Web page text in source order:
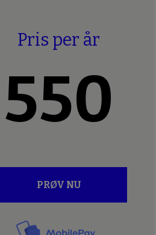
Pris per år
550
PRØV NU